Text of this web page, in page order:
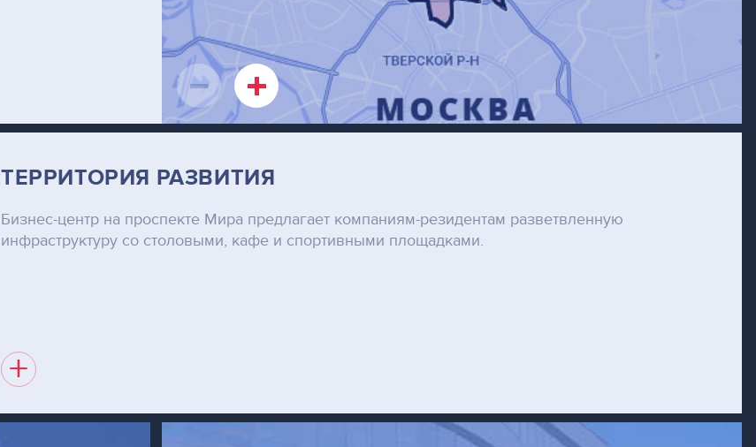
ТЕРРИТОРИЯ РАЗВИТИЯ
Бизнес-центр на проспекте Мира предлагает компаниям-резидентам разветвленную
инфраструктуру со столовыми, кафе и спортивными площадками.
+